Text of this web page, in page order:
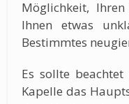
Möglichkeit,
Ihnen etwas
Bestimmtes
Es sollte
Kapelle das